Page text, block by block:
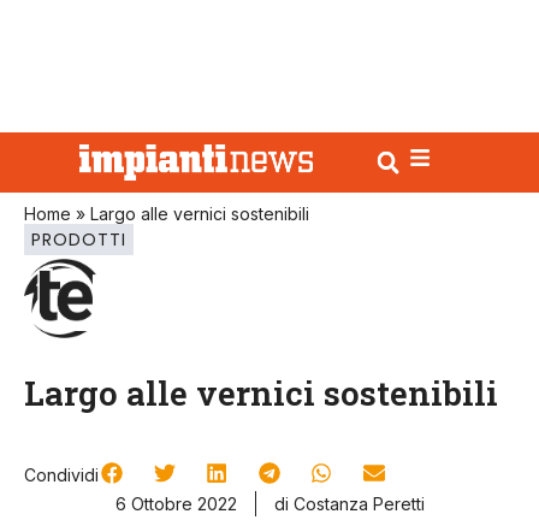
Home » Largo alle vernici sostenibili
PRODOTTI
Largo alle vernici sostenibili
Condividi
6 Ottobre 2022
di Costanza Peretti